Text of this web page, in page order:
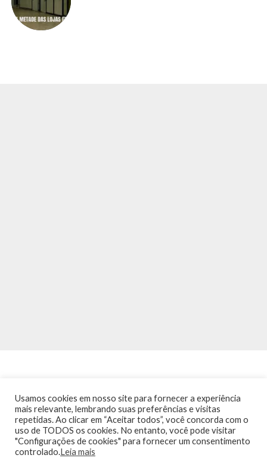
INÍCIO NOTÍCIAS AGENDA CONTATO
TRÂNSITO NA PONTE
TERMOS DE USO / POLÍTICA DE PRIVACIDADE
Usamos cookies em nosso site para fornecer a experiência
mais relevante, lembrando suas preferências e visitas
repetidas. Ao clicar em “Aceitar todos”, você concorda com o
uso de TODOS os cookies. No entanto, você pode visitar
"Configurações de cookies" para fornecer um consentimento
controlado.Leia mais